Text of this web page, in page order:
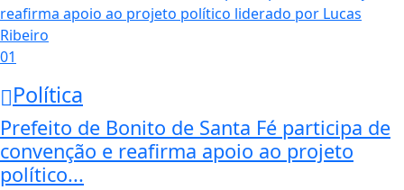
01
Política
Prefeito de Bonito de Santa Fé participa de
convenção e reafirma apoio ao projeto
político...